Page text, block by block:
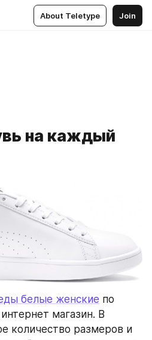
About Teletype Join
на каждый
белые женские по
магазин. В
количество размеров и